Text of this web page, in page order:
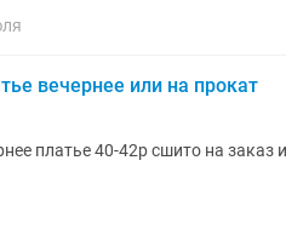
вечернее или на прокат
платье 40-42р сшито на заказ